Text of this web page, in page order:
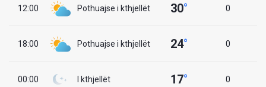
12:00 Pothuajse i kthjellët 30° 0
18:00 Pothuajse i kthjellët 24° 0
00:00 I kthjellët 17° 0